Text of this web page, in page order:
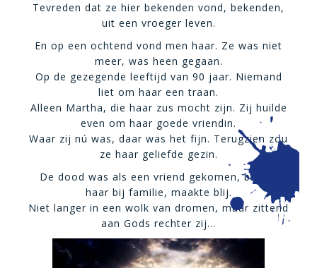
Tevreden dat ze hier bekenden vond, bekenden,
uit een vroeger leven.
En op een ochtend vond men haar. Ze was niet
meer, was heen gegaan.
Op de gezegende leeftijd van 90 jaar. Niemand
liet om haar een traan.
Alleen Martha, die haar zus mocht zijn. Zij huilde
even om haar goede vriendin.
Waar zij nú was, daar was het fijn. Terugzien zou
ze haar geliefde gezin.
De dood was als een vriend gekomen, bracht
haar bij familie, maakte blij.
Niet langer in een wolk van dromen, maar zittend
aan Gods rechter zij…